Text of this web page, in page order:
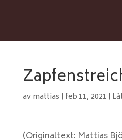
avmattias | feb 11, 2021 |
(Originaltext: Mattias